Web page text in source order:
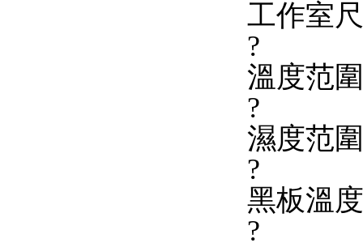
工作室
?
溫度范
?
濕度范
?
黑板溫
?